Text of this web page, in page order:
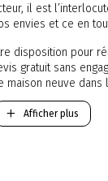
il est
envies et ce en
disposition pour
gratuit sans
maison neuve
Traditionnelle RT
Afficher plus